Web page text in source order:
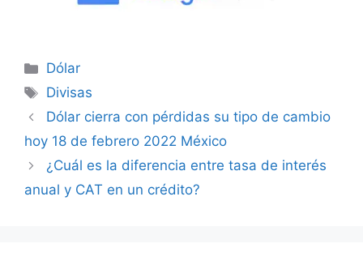
Categorías
Dólar
Etiquetas
Divisas
Dólar cierra con pérdidas su tipo de cambio
hoy 18 de febrero 2022 México
¿Cuál es la diferencia entre tasa de interés
anual y CAT en un crédito?